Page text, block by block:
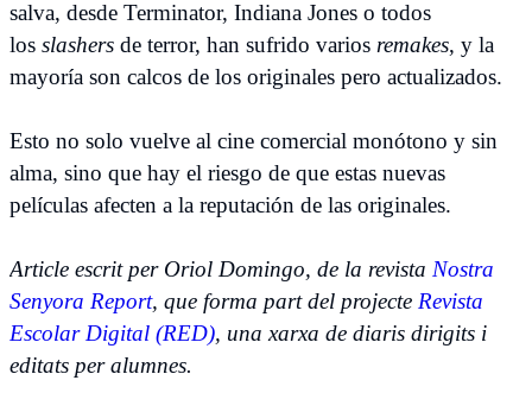
salva, desde Terminator, Indiana Jones o todos
los slashers de terror, han sufrido varios remakes, y la
mayoría son calcos de los originales pero actualizados.
Esto no solo vuelve al cine comercial monótono y sin
alma, sino que hay el riesgo de que estas nuevas
películas afecten a la reputación de las originales.
Article escrit per Oriol Domingo, de la revista Nostra
Senyora Report, que forma part del projecte Revista
Escolar Digital (RED), una xarxa de diaris dirigits i
editats per alumnes.